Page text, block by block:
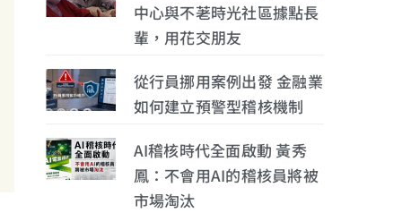
中心與不荖時光社區據點長
輩，用花交朋友
從行員挪用案例出發 金融業
如何建立預警型稽核機制
AI稽核時代全面啟動 黃秀
鳳：不會用AI的稽核員將被
市場淘汰